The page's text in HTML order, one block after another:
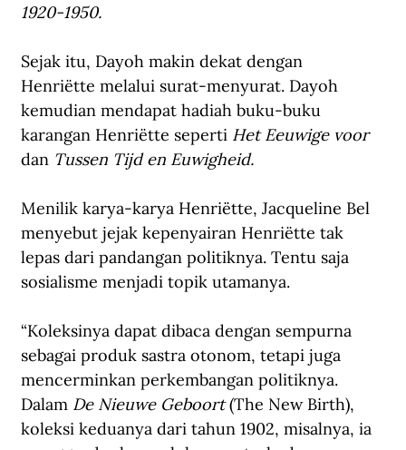
1920-1950.
Sejak itu, Dayoh makin dekat dengan
Henriëtte melalui surat-menyurat. Dayoh
kemudian mendapat hadiah buku-buku
karangan Henriëtte seperti Het Eeuwige voor
dan Tussen Tijd en Euwigheid.
Menilik karya-karya Henriëtte, Jacqueline Bel
menyebut jejak kepenyairan Henriëtte tak
lepas dari pandangan politiknya. Tentu saja
sosialisme menjadi topik utamanya.
“Koleksinya dapat dibaca dengan sempurna
sebagai produk sastra otonom, tetapi juga
mencerminkan perkembangan politiknya.
Dalam De Nieuwe Geboort (The New Birth),
koleksi keduanya dari tahun 1902, misalnya, ia